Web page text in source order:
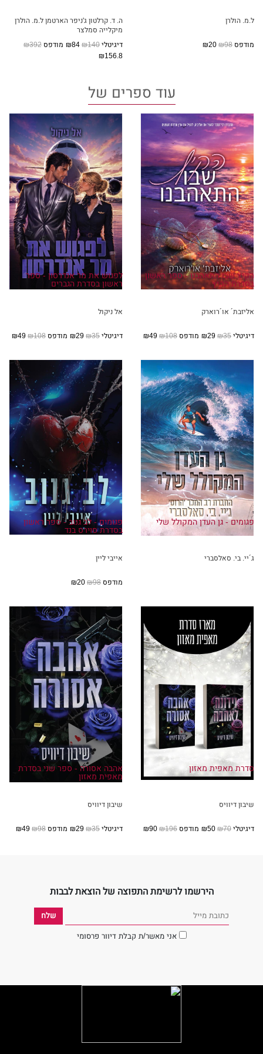
ל.מ. הולרן
מודפס₪98
ה. ד. קרלטון ג'ניפר הארטמןל.מ. הולרן
מיקלייה סמלצר
דיגיטלי₪140 מודפס₪392
₪156.8
עוד ספרים של
הקיץ שבו התאהבנו - ספר ראשון
בסדרת הקיץ
אליזבת´ או´רוארק
דיגיטלי₪35 מודפס₪108
לפגוש את מר אנדרסון - ספר
ראשון בסדרת הגברים
אל ניקול
דיגיטלי₪35 מודפס₪108
פגומים - גן העדן המקולל שלי
ג´יי. בי. סאלסברי
פגומים - לב גנוב - ספר ראשון
בסדרת סוירס בנד
אייבי ליין
מודפס₪98
סדרת מאפית מאזון
שיבון דיוויס
דיגיטלי₪70 מודפס₪196
אהבה אסורה - ספר שני בסדרת
מאפית מאזון
שיבון דיוויס
דיגיטלי₪35 מודפס₪98
הירשמו לרשימת התפוצה של הוצאת לבבות
אני מאשר/ת קבלת דיוור פרסומי